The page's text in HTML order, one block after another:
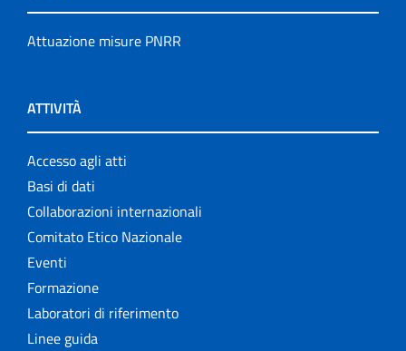
Attuazione misure PNRR
ATTIVITÀ
Accesso agli atti
Basi di dati
Collaborazioni internazionali
Comitato Etico Nazionale
Eventi
Formazione
Laboratori di riferimento
Linee guida